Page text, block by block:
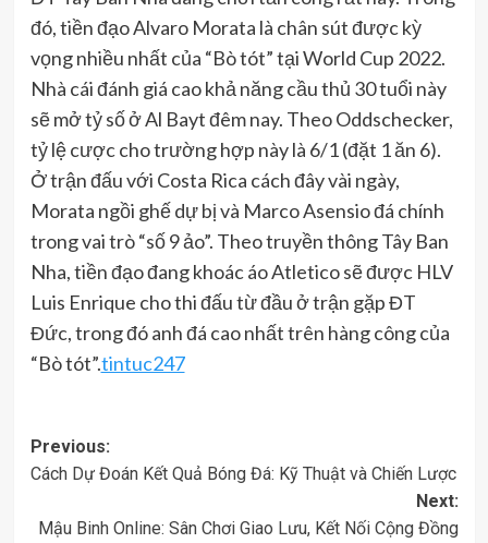
đó, tiền đạo Alvaro Morata là chân sút được kỳ
vọng nhiều nhất của “Bò tót” tại World Cup 2022.
Nhà cái đánh giá cao khả năng cầu thủ 30 tuổi này
sẽ mở tỷ số ở Al Bayt đêm nay. Theo Oddschecker,
tỷ lệ cược cho trường hợp này là 6/1 (đặt 1 ăn 6).
Ở trận đấu với Costa Rica cách đây vài ngày,
Morata ngồi ghế dự bị và Marco Asensio đá chính
trong vai trò “số 9 ảo”. Theo truyền thông Tây Ban
Nha, tiền đạo đang khoác áo Atletico sẽ được HLV
Luis Enrique cho thi đấu từ đầu ở trận gặp ĐT
Đức, trong đó anh đá cao nhất trên hàng công của
“Bò tót”.tintuc247
Post
navigation
Previous:
Cách Dự Đoán Kết Quả Bóng Đá: Kỹ Thuật và Chiến Lược
Next:
Mậu Binh Online: Sân Chơi Giao Lưu, Kết Nối Cộng Đồng